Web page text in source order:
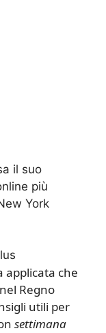
il suo
più
York
applicata che
Regno
utili per
settimana